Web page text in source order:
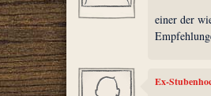
einer der
Ex-